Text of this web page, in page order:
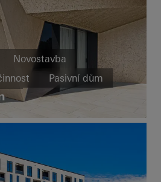
Novostavba
Pasivní dům
Okna